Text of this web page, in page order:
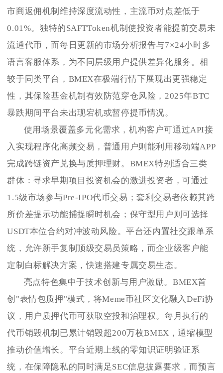
市商返佣机制维持深度流动性，主流币对点差低于
0.01%。独特的SAFTToken机制使投资者能提前交易未
流通代币，而每日更新的市场分析报告与7×24小时多
语言客服体系，为不同层级用户提供差异化服务。相
较于同类平台，BMEX在极端行情下展现出更强稳定
性，其保险基金机制有效防范穿仓风险，2025年BTC
暴跌期间平台未出现宕机或暂停提币情况。
使用场景覆盖多元化需求，机构客户可通过API接
入实现程序化高频交易，普通用户则能利用移动端APP
完成跨链资产兑换与质押理财。BMEX特别适合三类
群体：寻求早期项目投资机会的激进投资者，可通过
1.5级市场参与Pre-IPO代币交易；套利交易者依赖其跨
所价差提示功能捕捉瞬时机会；保守型用户则可选择
USDT本位合约对冲波动风险。平台还内置社交跟单系
统，允许新手复制顶级交易员策略，而企业级客户能
定制白标解决方案，快速搭建专属交易生态。
亮点特色集中于技术创新与用户激励。BMEX首
创"表情包质押"模式，将Meme币社区文化融入DeFi协
议，用户质押代币可获取空投和治理权。每月执行的
代币销毁机制已累计销毁超200万枚BMEX，通缩模型
推动价值增长。平台近期上线的零知识证明验证系
统，在保障隐私的同时满足SEC信息披露要求，而预言